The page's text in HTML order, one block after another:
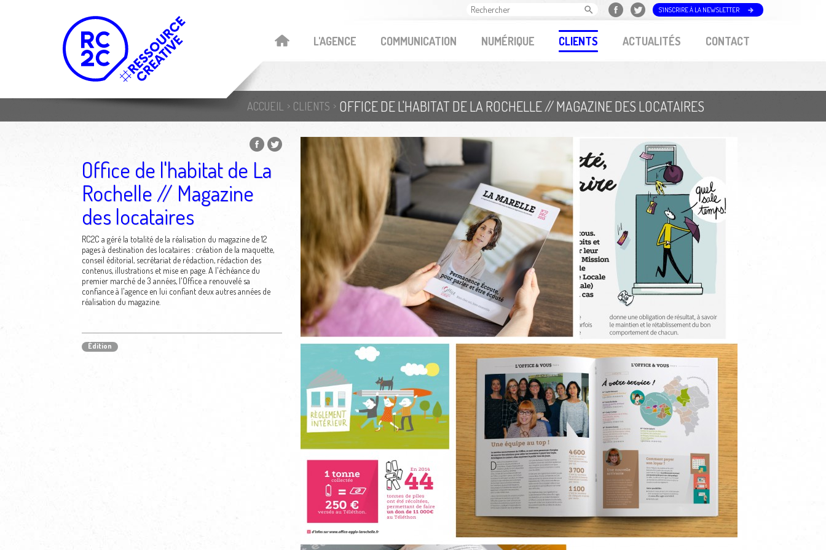
L'AGENCE COMMUNICATION NUMÉRIQUE CLIENTS ACTUALITÉS CONTACT
S'INSCRIRE À LA NEWSLETTER
ACCUEIL CLIENTS OFFICE DE L'HABITAT DE LA ROCHELLE // MAGAZINE DES LOCATAIRES
Office de l'habitat de La
Rochelle // Magazine
des locataires
RC2C a géré la totalité de la réalisation du magazine de 12
pages à destination des locataires : création de la maquette,
conseil éditorial, secrétariat de rédaction, rédaction des
contenus, illustrations et mise en page. A l'échéance du
premier marché de 3 années, l'Office a renouvelé sa
confiance à l'agence en lui confiant deux autres années de
réalisation du magazine.
Édition